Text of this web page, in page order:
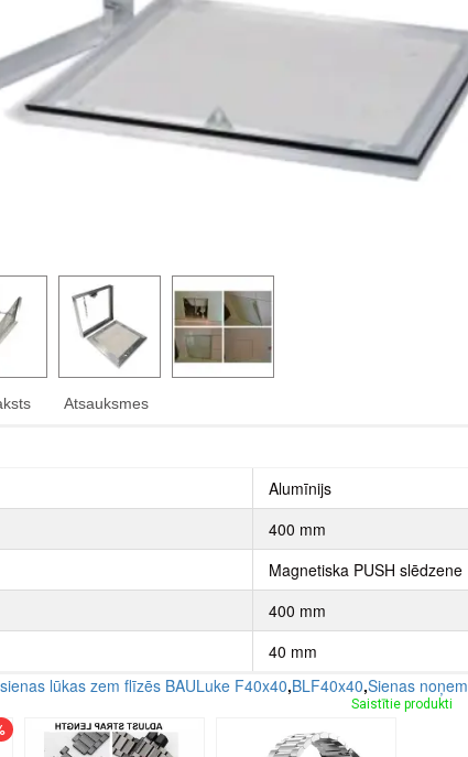
Atsauksmes
Alumīnijs
400 mm
Magnetiska PUSH slēdzene
400 mm
40 mm
lūkas zem flīzēs BAULuke F40x40,BLF40x40,Sienas
Saistītie produkti